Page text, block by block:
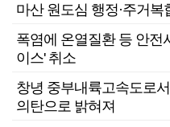
마산 원도심 행정·주거
폭염에 온열질환 등 안전
이스' 취소
창녕 중부내륙고속도로
의탄으로 밝혀져